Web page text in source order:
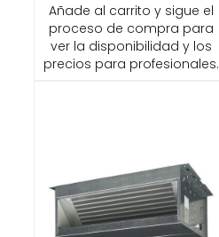
Añade al carrito y sigue el
proceso de compra para
ver la disponibilidad y los
precios para profesionales.